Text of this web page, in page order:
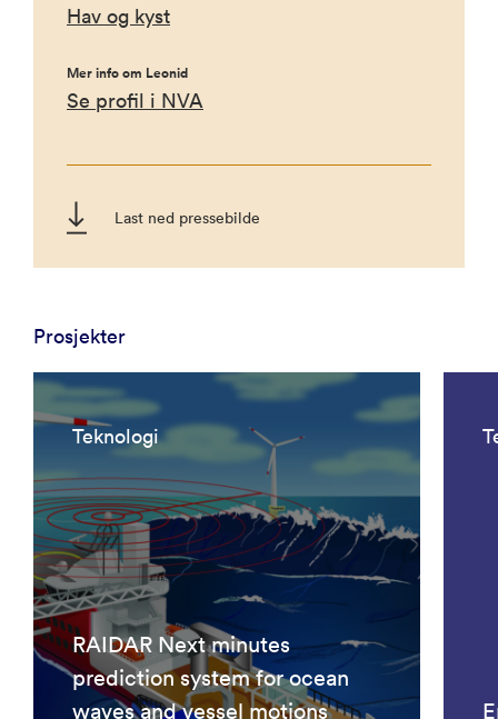
Hav og kyst
Mer info om Leonid
Se profil i NVA
Last ned pressebilde
Prosjekter
Teknologi
RAIDAR Next minutes
prediction system for ocean
waves and vessel motions